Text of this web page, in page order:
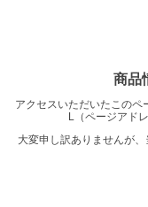
商品
アクセスいただいたこのペ
L（ページアド
大変申し訳ありませんが